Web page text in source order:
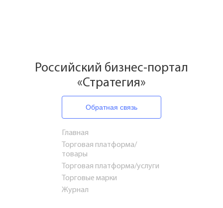
Российский бизнес-портал
«Стратегия»
Обратная связь
Главная
Торговая платформа/
товары
Торговая платформа/услуги
Торговые марки
Журнал